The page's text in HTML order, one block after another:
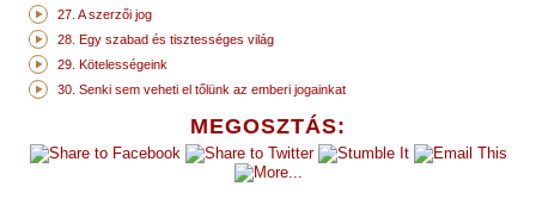
MEGOSZTÁS:
27. A szerzői jog
28. Egy szabad és tisztességes világ
29. Kötelességeink
30. Senki sem veheti el tőlünk az emberi jogainkat